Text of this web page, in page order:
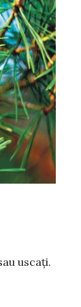
uscați.